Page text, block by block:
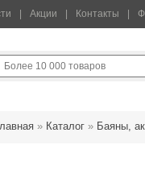
Акции Контакты
» Каталог » Баяны,